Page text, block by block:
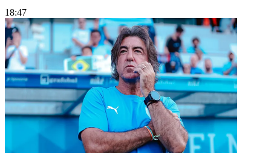
18:47